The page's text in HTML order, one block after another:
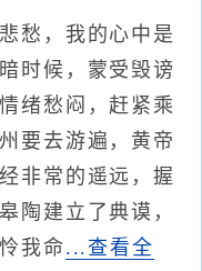
，我的心中是
候，蒙受毁谤
愁闷，赶紧乘
去游遍，黄帝
常的遥远，握
建立了典谟，
我命...查看全